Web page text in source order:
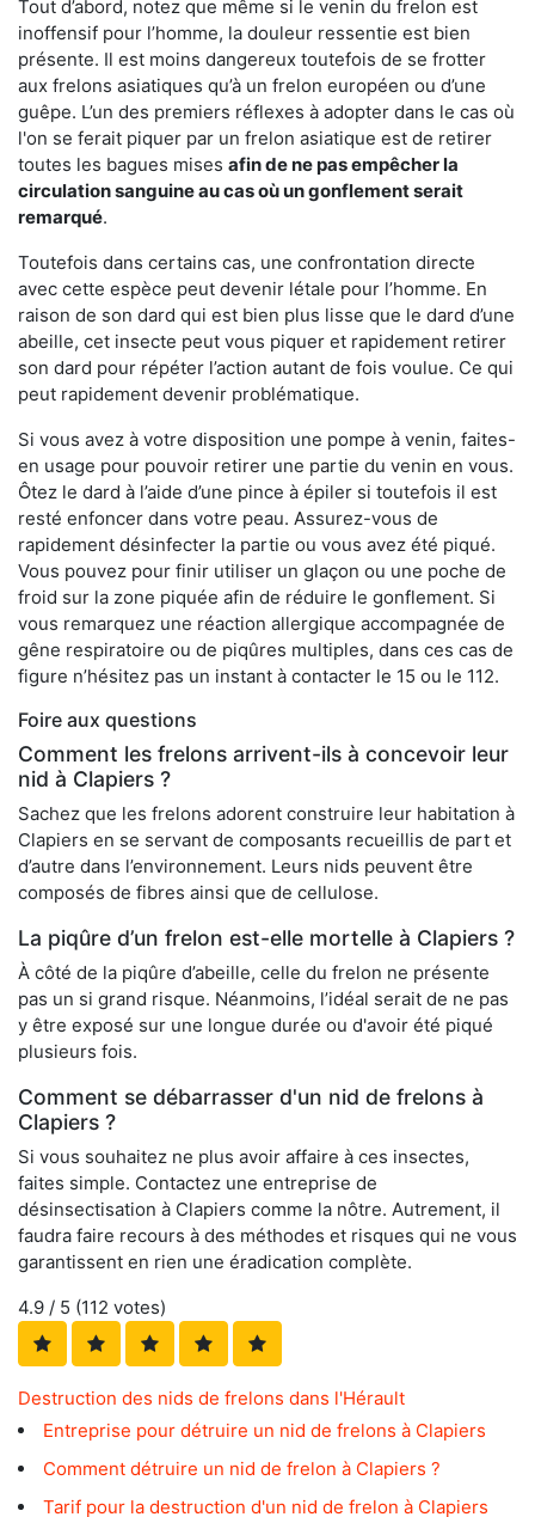
Tout d’abord, notez que même si le venin du frelon est
inoffensif pour l’homme, la douleur ressentie est bien
présente. Il est moins dangereux toutefois de se frotter
aux frelons asiatiques qu’à un frelon européen ou d’une
guêpe. L’un des premiers réflexes à adopter dans le cas où
l'on se ferait piquer par un frelon asiatique est de retirer
toutes les bagues mises afin de ne pas empêcher la
circulation sanguine au cas où un gonflement serait
remarqué.
Toutefois dans certains cas, une confrontation directe
avec cette espèce peut devenir létale pour l’homme. En
raison de son dard qui est bien plus lisse que le dard d’une
abeille, cet insecte peut vous piquer et rapidement retirer
son dard pour répéter l’action autant de fois voulue. Ce qui
peut rapidement devenir problématique.
Si vous avez à votre disposition une pompe à venin, faites-
en usage pour pouvoir retirer une partie du venin en vous.
Ôtez le dard à l’aide d’une pince à épiler si toutefois il est
resté enfoncer dans votre peau. Assurez-vous de
rapidement désinfecter la partie ou vous avez été piqué.
Vous pouvez pour finir utiliser un glaçon ou une poche de
froid sur la zone piquée afin de réduire le gonflement. Si
vous remarquez une réaction allergique accompagnée de
gêne respiratoire ou de piqûres multiples, dans ces cas de
figure n’hésitez pas un instant à contacter le 15 ou le 112.
Foire aux questions
Comment les frelons arrivent-ils à concevoir leur
nid à Clapiers ?
Sachez que les frelons adorent construire leur habitation à
Clapiers en se servant de composants recueillis de part et
d’autre dans l’environnement. Leurs nids peuvent être
composés de fibres ainsi que de cellulose.
La piqûre d’un frelon est-elle mortelle à Clapiers ?
À côté de la piqûre d’abeille, celle du frelon ne présente
pas un si grand risque. Néanmoins, l’idéal serait de ne pas
y être exposé sur une longue durée ou d'avoir été piqué
plusieurs fois.
Comment se débarrasser d'un nid de frelons à
Clapiers ?
Si vous souhaitez ne plus avoir affaire à ces insectes,
faites simple. Contactez une entreprise de
désinsectisation à Clapiers comme la nôtre. Autrement, il
faudra faire recours à des méthodes et risques qui ne vous
garantissent en rien une éradication complète.
4.9 / 5 (112 votes)
Destruction des nids de frelons dans l'Hérault
Entreprise pour détruire un nid de frelons à Clapiers
Comment détruire un nid de frelon à Clapiers ?
Tarif pour la destruction d'un nid de frelon à Clapiers